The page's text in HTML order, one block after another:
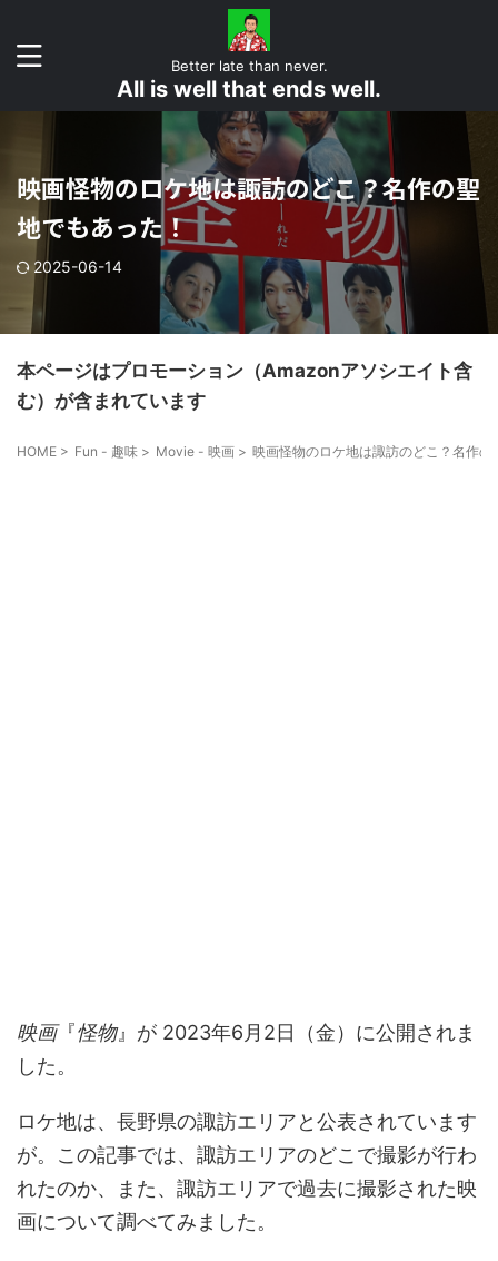
Better late than never.
All is well that ends well.
映画怪物のロケ地は諏訪のどこ？名作の聖
地でもあった！
2025-06-14
本ページはプロモーション（Amazonアソシエイト含
む）が含まれています
HOME > Fun - 趣味 > Movie - 映画 > 映画怪物のロケ地は諏訪のどこ？名作の
映画『怪物』が 2023年6月2日（金）に公開されま
した。
ロケ地は、長野県の諏訪エリアと公表されています
が。この記事では、諏訪エリアのどこで撮影が行わ
れたのか、また、諏訪エリアで過去に撮影された映
画について調べてみました。